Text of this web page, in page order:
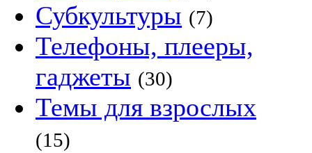
Субкультуры (7)
Телефоны, плееры,
гаджеты (30)
Темы для взрослых
(15)